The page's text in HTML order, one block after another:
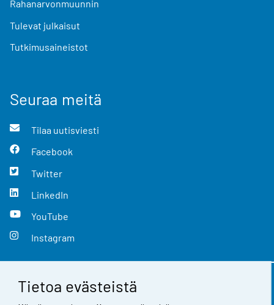
Tietoa evästeistä
Rahanarvonmuunnin
Tulevat julkaisut
Tutkimusaineistot
Seuraa meitä
Tilaa uutisviesti
Facebook
Twitter
LinkedIn
YouTube
Instagram
Yhteystiedot